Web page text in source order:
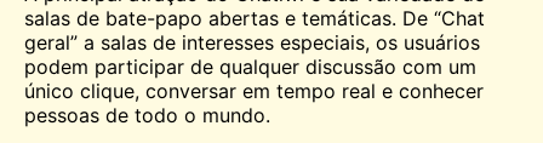
salas de bate-papo abertas e temáticas. De “Chat
geral” a salas de interesses especiais, os usuários
podem participar de qualquer discussão com um
único clique, conversar em tempo real e conhecer
pessoas de todo o mundo.